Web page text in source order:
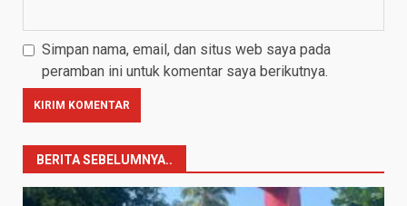
Simpan nama, email, dan situs web saya pada
peramban ini untuk komentar saya berikutnya.
BERITA SEBELUMNYA..